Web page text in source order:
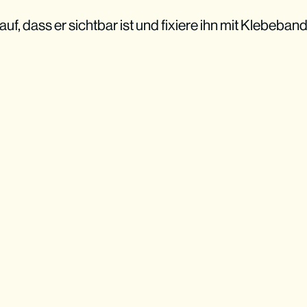
dass er sichtbar ist und fixiere ihn mit